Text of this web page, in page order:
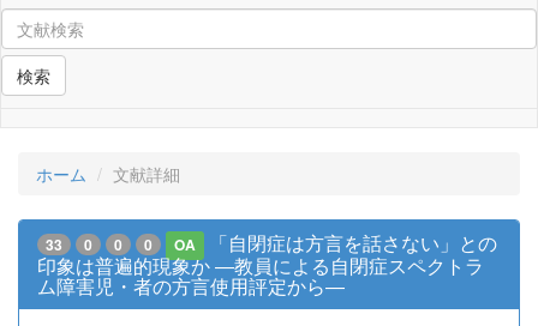
検索
ホーム 文献詳細
33 0 0 0 OA
「自閉症は方言を話さない」との
印象は普遍的現象か ―教員による自閉症スペクトラ
ム障害児・者の方言使用評定から―